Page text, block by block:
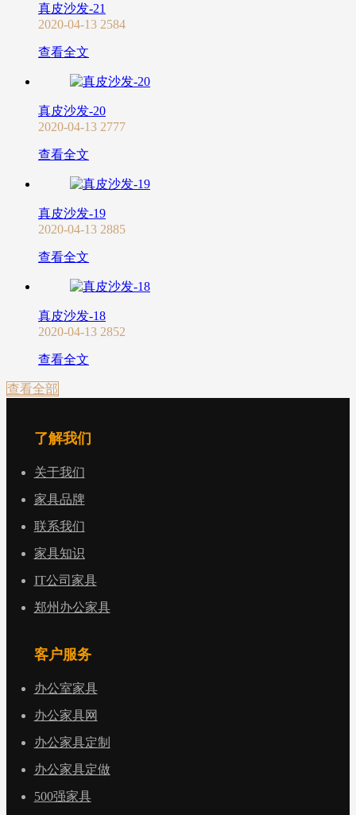
真皮沙发-21
2020-04-13 2584
查看全文
真皮沙发-20
2020-04-13 2777
查看全文
真皮沙发-19
2020-04-13 2885
查看全文
真皮沙发-18
2020-04-13 2852
查看全文
查看全部
了解我们
关于我们
家具品牌
联系我们
家具知识
IT公司家具
郑州办公家具
客户服务
办公室家具
办公家具网
办公家具定制
办公家具定做
500强家具